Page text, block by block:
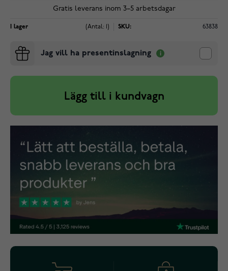
Gratis leverans inom 3–5 arbetsdagar
I lager (Antal: 1) SKU: 63838
Jag vill ha presentinslagning
Lägg till i kundvagn